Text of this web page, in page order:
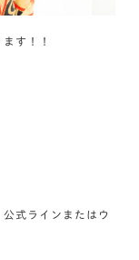
す！！
式ラインまたはウ